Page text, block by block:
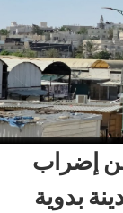
إضراب
بدوية